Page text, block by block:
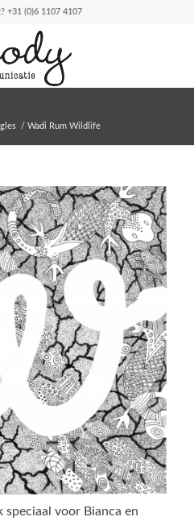
+31 (0)6 1107 4107
/ Wadi Rum Wildlife
speciaal voor Bianca en